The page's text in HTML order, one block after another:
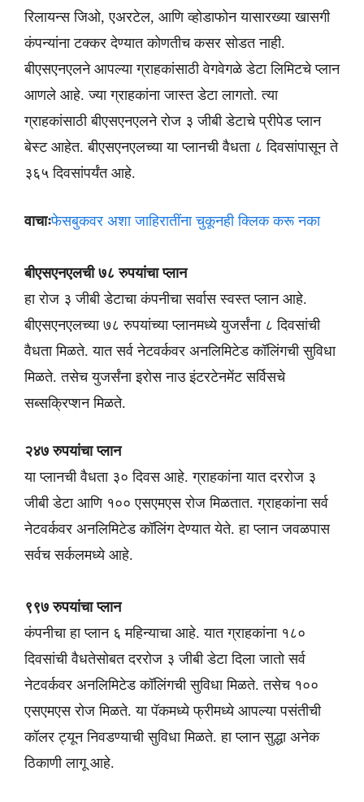
रिलायन्स जिओ, एअरटेल, आणि व्होडाफोन यासारख्या खासगी
कंपन्यांना टक्कर देण्यात कोणतीच कसर सोडत नाही.
बीएसएनएलने आपल्या ग्राहकांसाठी वेगवेगळे डेटा लिमिटचे प्लान
आणले आहे. ज्या ग्राहकांना जास्त डेटा लागतो. त्या
ग्राहकांसाठी बीएसएनएलने रोज ३ जीबी डेटाचे प्रीपेड प्लान
बेस्ट आहेत. बीएसएनएलच्या या प्लानची वैधता ८ दिवसांपासून ते
३६५ दिवसांपर्यंत आहे.
वाचाःफेसबुकवर अशा जाहिरातींना चुकूनही क्लिक करू नका
बीएसएनएलची ७८ रुपयांचा प्लान
हा रोज ३ जीबी डेटाचा कंपनीचा सर्वास स्वस्त प्लान आहे.
बीएसएनएलच्या ७८ रुपयांच्या प्लानमध्ये युजर्संना ८ दिवसांची
वैधता मिळते. यात सर्व नेटवर्कवर अनलिमिटेड कॉलिंगची सुविधा
मिळते. तसेच युजर्संना इरोस नाउ इंटरटेनमेंट सर्विसचे
सब्सक्रिप्शन मिळते.
२४७ रुपयांचा प्लान
या प्लानची वैधता ३० दिवस आहे. ग्राहकांना यात दररोज ३
जीबी डेटा आणि १०० एसएमएस रोज मिळतात. ग्राहकांना सर्व
नेटवर्कवर अनलिमिटेड कॉलिंग देण्यात येते. हा प्लान जवळपास
सर्वच सर्कलमध्ये आहे.
९९७ रुपयांचा प्लान
कंपनीचा हा प्लान ६ महिन्याचा आहे. यात ग्राहकांना १८०
दिवसांची वैधतेसोबत दररोज ३ जीबी डेटा दिला जातो सर्व
नेटवर्कवर अनलिमिटेड कॉलिंगची सुविधा मिळते. तसेच १००
एसएमएस रोज मिळते. या पॅकमध्ये फ्रीमध्ये आपल्या पसंतीची
कॉलर ट्यून निवडण्याची सुविधा मिळते. हा प्लान सुद्धा अनेक
ठिकाणी लागू आहे.